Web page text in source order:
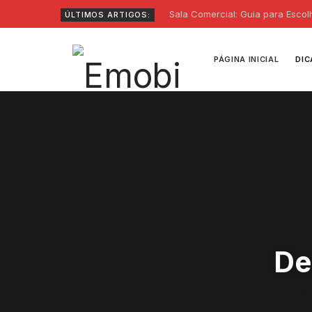
ÚLTIMOS ARTIGOS: Sala Comercial: Guia para
PÁGINA INICIAL